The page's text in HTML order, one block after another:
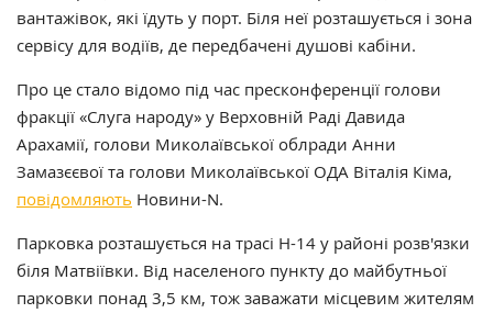
вантажівок, які їдуть у порт. Біля неї розташується і зона
сервісу для водіїв, де передбачені душові кабіни.
Про це стало відомо під час пресконференції голови
фракції «Слуга народу» у Верховній Раді Давида
Арахамії, голови Миколаївської облради Анни
Замазєєвої та голови Миколаївської ОДА Віталія Кіма,
повідомляють Новини-N.
Парковка розташується на трасі Н-14 у районі розв'язки
біля Матвіївки. Від населеного пункту до майбутньої
парковки понад 3,5 км, тож заважати місцевим жителям